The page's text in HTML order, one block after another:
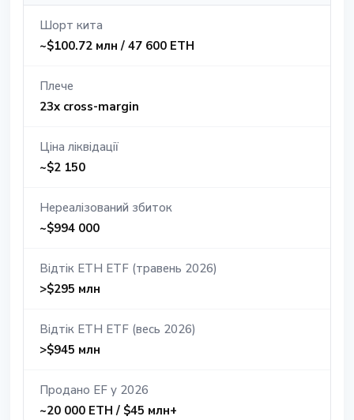
Шорт кита
~$100.72 млн / 47 600 ETH
Плече
23x cross-margin
Ціна ліквідації
~$2 150
Нереалізований збиток
~$994 000
Відтік ETH ETF (травень 2026)
>$295 млн
Відтік ETH ETF (весь 2026)
>$945 млн
Продано EF у 2026
~20 000 ETH / $45 млн+